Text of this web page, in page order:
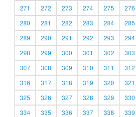
271
272 273 274 275 276
280
281 282 283 284 285
289
290 291 292 293 294
298
299 300 301 302 303
307
308 309 310 311 312
316
317 318 319 320 321
325
326 327 328 329 330
334
335 336 337 338 339